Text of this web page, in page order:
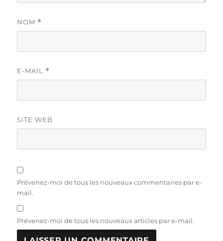
NOM *
E-MAIL *
SITE WEB
Prévenez-moi de tous les nouveaux commentaires par e-
mail.
Prévenez-moi de tous les nouveaux articles par e-mail.